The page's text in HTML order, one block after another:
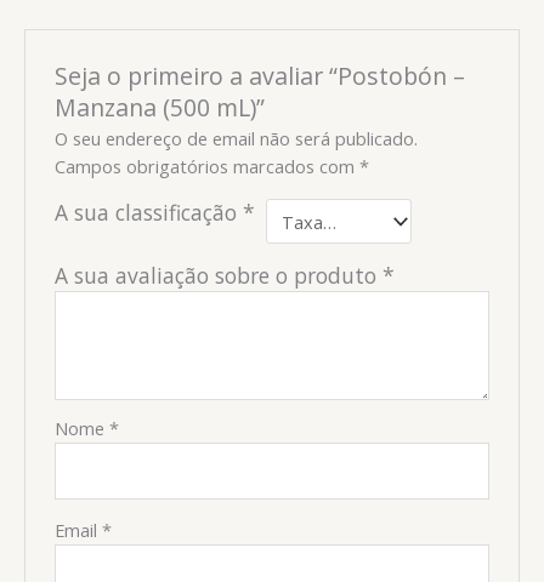
Seja o primeiro a avaliar “Postobón –
Manzana (500 mL)”
O seu endereço de email não será publicado.
Campos obrigatórios marcados com*
A sua classificação *
A sua avaliação sobre o produto *
Nome*
Email*